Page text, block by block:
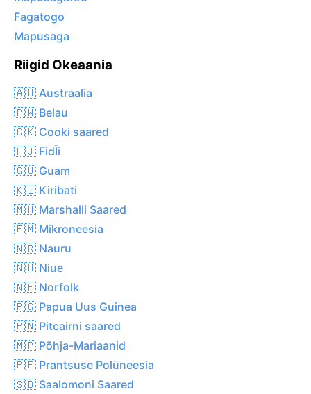
Fagatogo
Mapusaga
Riigid Okeaania
🇦🇺 Austraalia
🇵🇼 Belau
🇨🇰 Cooki saared
🇫🇯 FidĪi
🇬🇺 Guam
🇰🇮 Kiribati
🇲🇭 Marshalli Saared
🇫🇲 Mikroneesia
🇳🇷 Nauru
🇳🇺 Niue
🇳🇫 Norfolk
🇵🇬 Papua Uus Guinea
🇵🇳 Pitcairni saared
🇲🇵 Põhja-Mariaanid
🇵🇫 Prantsuse Polüneesia
🇸🇧 Saalomoni Saared